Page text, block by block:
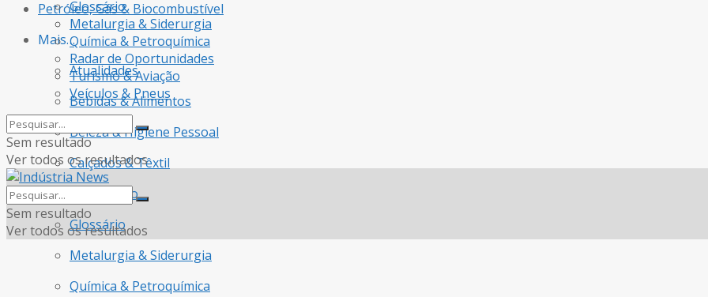
Petróleo, Gás & Biocombustível
Mais…
Atualidades
Bebidas & Alimentos
Beleza & Higiene Pessoal
Calçados & Têxtil
Construção
Glossário
Metalurgia & Siderurgia
Química & Petroquímica
Glossário
Metalurgia & Siderurgia
Química & Petroquímica
Radar de Oportunidades
Turismo & Aviação
Veículos & Pneus
Sem resultado
Ver todos os resultados
Sem resultado
Ver todos os resultados